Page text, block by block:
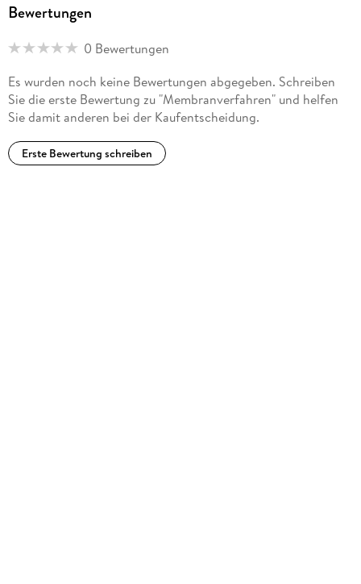
einer aufstrebenden Entwicklung befinden und die Vielfalt
Verfahren mit diffusem als auch konvektivem Stofftransport
Buch für den Wissenschaftler als auch für den Anwender ein
Standardwerk. " (Norbert Weissenbacher, in: Österreichische
Wasser- und Abfallwirtschaft, 2007, Vol. 59, Issue 11-12, S.
a39)
Bewertungen
0 Bewertungen
Es wurden noch keine Bewertungen abgegeben. Schreiben
Sie die erste Bewertung zu "Membranverfahren" und helfen
Sie damit anderen bei der Kaufentscheidung.
Erste Bewertung schreiben